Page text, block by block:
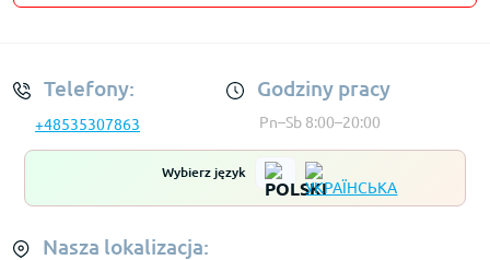
Telefony:
+48535307863
Godziny pracy
Pn–Sb 8:00–20:00
Wybierz język
Nasza lokalizacja: